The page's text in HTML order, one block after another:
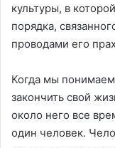
культуры, в
порядка,
проводами его
Когда мы
закончить свой
около него все
один человек.